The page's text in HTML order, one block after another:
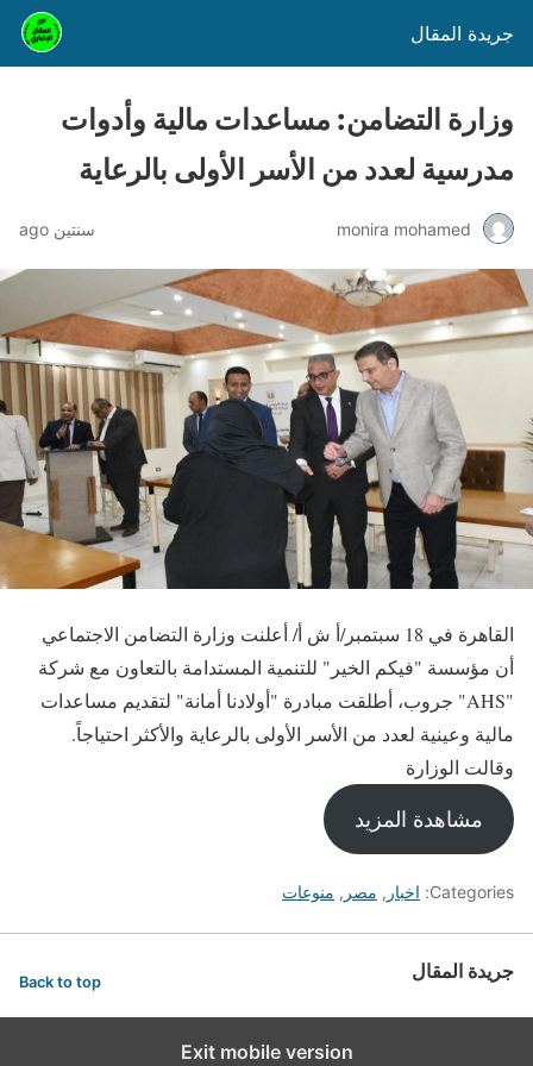
جريدة المقال
وزارة التضامن: مساعدات مالية وأدوات
مدرسية لعدد من الأسر الأولى بالرعاية
monira mohamed سنتين ago
القاهرة في 18 سبتمبر/أ ش أ/ أعلنت وزارة التضامن الاجتماعي
أن مؤسسة "فيكم الخير" للتنمية المستدامة بالتعاون مع شركة
"AHS" جروب، أطلقت مبادرة "أولادنا أمانة" لتقديم مساعدات
مالية وعينية لعدد من الأسر الأولى بالرعاية والأكثر احتياجاً.
وقالت الوزارة
مشاهدة المزيد
Categories: اخبار , مصر , منوعات
جريدة المقال Back to top
Exit mobile version